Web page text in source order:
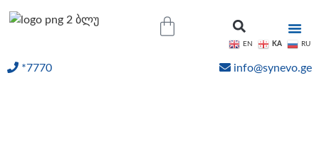
*7770 info@synevo.ge
EN KA RU